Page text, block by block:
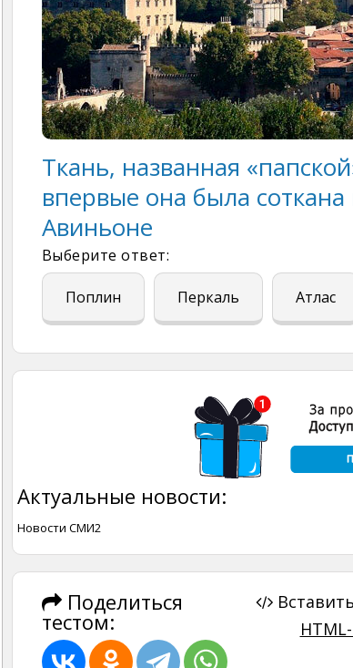
Ткань, названная
впервые она была
Авиньоне
Выберите ответ:
Поплин Перкаль Атлас
Актуальные новости:
Новости СМИ2
Поделиться
тестом: